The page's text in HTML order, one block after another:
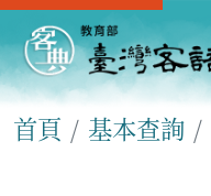
首頁 基本查詢